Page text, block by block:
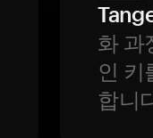
화 과
인 키
합니